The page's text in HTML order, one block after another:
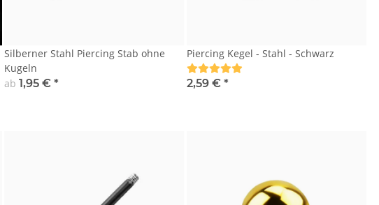
Silberner Stahl Piercing Stab ohne
Kugeln
ab 1,95 € *
Piercing Kegel - Stahl - Schwarz
2,59 € *